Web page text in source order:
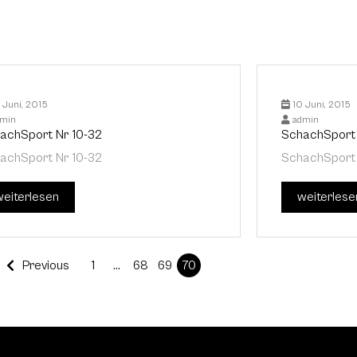
Juni, 2015
Nr 10-32
Nr 10-32
10 Juni, 2015
admin
SchachSport
SchachSport
Previous 1 … 68 69 70